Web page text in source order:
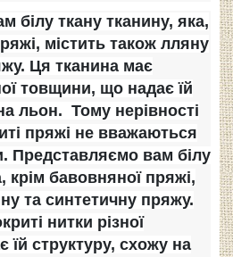
білу ткану тканину, яка,
містить також лляну
Ця тканина має
товщини, що надає їй
льон. Тому нерівності
пряжі не вважаються
Представляємо вам білу
крім бавовняної пряжі,
та синтетичну пряжу.
нитки різної
структуру, схожу на